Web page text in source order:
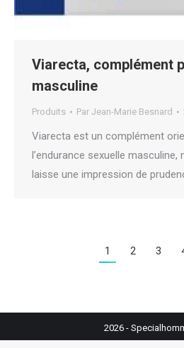
Viarecta, complément
masculine
Produits Par Jean-Marie Besnard
Viarecta est un complément
l’endurance sexuelle
laisse une impression de
1 2 3
2026 -